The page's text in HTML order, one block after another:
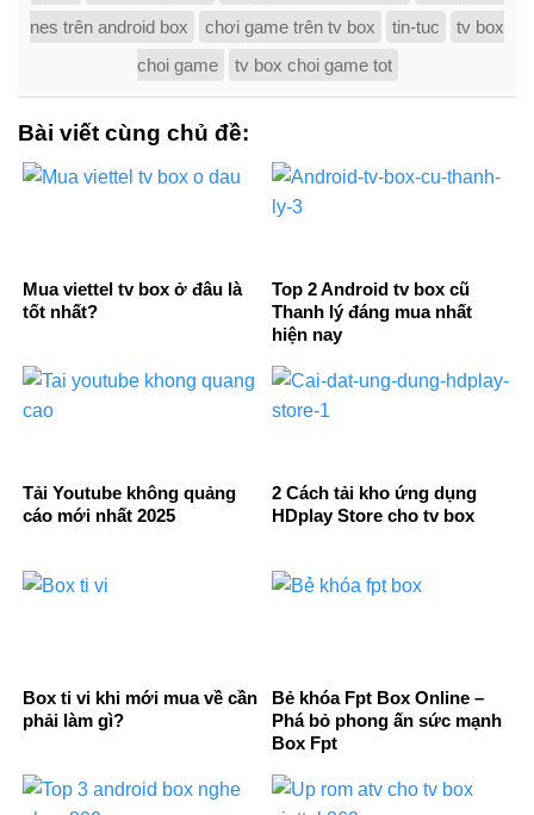
nes trên android box
chơi game trên tv box tin-tuc
tv box
choi game
tv box choi game tot
Bài viết cùng chủ đề:
Mua viettel tv box ở đâu là
tốt nhất?
Top 2 Android tv box cũ
Thanh lý đáng mua nhất
hiện nay
Tải Youtube không quảng
cáo mới nhất 2025
2 Cách tải kho ứng dụng
HDplay Store cho tv box
Box ti vi khi mới mua về cần
phải làm gì?
Bẻ khóa Fpt Box Online –
Phá bỏ phong ấn sức mạnh
Box Fpt